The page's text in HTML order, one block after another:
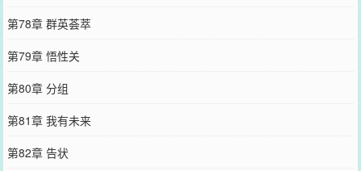
第78章 群英荟萃
第79章 悟性关
第80章 分组
第81章 我有未来
第82章 告状